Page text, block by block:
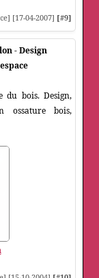
[17-04-2007] [#9]
- Design
du bois. Design,
ossature bois,